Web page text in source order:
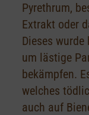
Pyrethrum,
Extrakt oder
Dieses
um lästige
bekämpfen.
welches
auch auf